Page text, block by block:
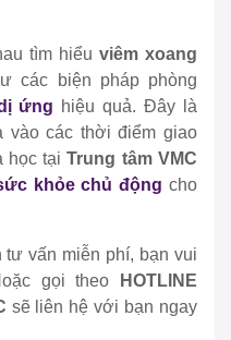
tìm hiểuviêm xoang
các biện pháp phòng
ứng hiệu quả. Đây là
vào các thời điểm giao
học tạiTrung tâm VMC
khỏe chủ động cho
vấn miễn phí, bạn vui
gọi theo
HOTLINE
sẽ liên hệ với bạn ngay